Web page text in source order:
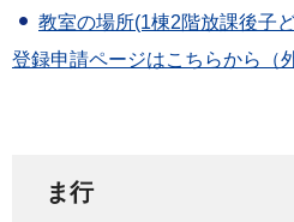
教室の場所(1棟2階放課後子
登録申請ページはこちらから（
ま行